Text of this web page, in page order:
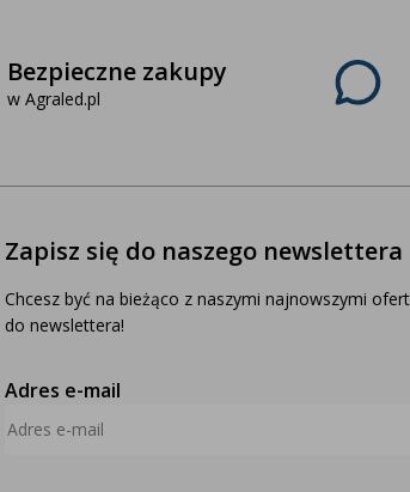
Bezpieczne zakupy
w Agraled.pl
Zapisz się do naszego newslettera
Chcesz być na bieżąco z naszymi najnowszymi
do newslettera!
Adres e-mail